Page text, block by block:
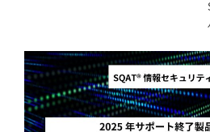
https://msrc.microsoft.com/
https://msrc.microsoft.com/
2025-49730
https://msrc.microsoft.com/
o
k
d
I
n
a